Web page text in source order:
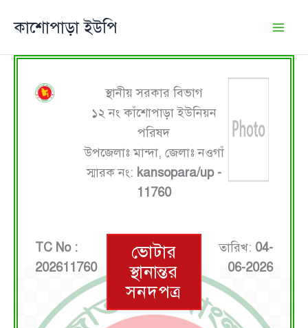
কাশোপাড়া ইউপি
স্থানীয় সরকার বিভাগ
১২ নং কাঁশোপাড়া ইউনিয়ন
পরিষদ
উপজেলাঃ মান্দা, জেলাঃ নওগাঁ
স্মারক নং: kansopara/up -
11760
TC No :
202611760
ভোটার
স্থানান্তর
সনদপত্র
তারিখ: 04-
06-2026